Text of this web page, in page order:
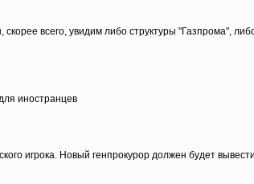
всего, увидим либо структуры "Газпрома",
иностранцев
игрока. Новый генпрокурор должен будет